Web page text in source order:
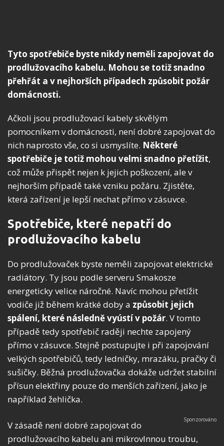
Tyto spotřebiče byste nikdy neměli zapojovat do
prodlužovacího kabelu. Mohou se totiž snadno
přehřát a v nejhorších případech způsobit požár
domácnosti.
Ačkoli jsou prodlužovací kabely skvělým
pomocníkem v domácnosti, není dobré zapojovat do
nich naprosto vše, co si usmyslíte. Některé
spotřebiče je totiž mohou velmi snadno přetížit,
což může přispět nejen k jejich poškození, ale v
nejhorším případě také vzniku požáru. Zjistěte,
která zařízení je lepší nechat přímo v zásuvce.
Spotřebiče, které nepatří do
prodlužovacího kabelu
Do prodlužovaček byste neměli zapojovat elektrické
radiátory. Ty jsou podle serveru Smakosze
energeticky velice náročné. Navíc mohou přetížit
vodiče již během krátké doby a způsobit jejich
spálení, které následně vyústí v požár. V tomto
případě tedy spotřebič raději nechte zapojený
přímo v zásuvce. Stejně postupujte i při zapojování
velkých spotřebičů, tedy ledničky, mrazáku, pračky či
sušičky. Běžná prodlužovačka dokáže udržet stabilní
přísun elektřiny pouze do menších zařízení, jako je
například žehlička.
V zásadě není dobré zapojovat do
prodlužovacího kabelu ani mikrovlnnou troubu,